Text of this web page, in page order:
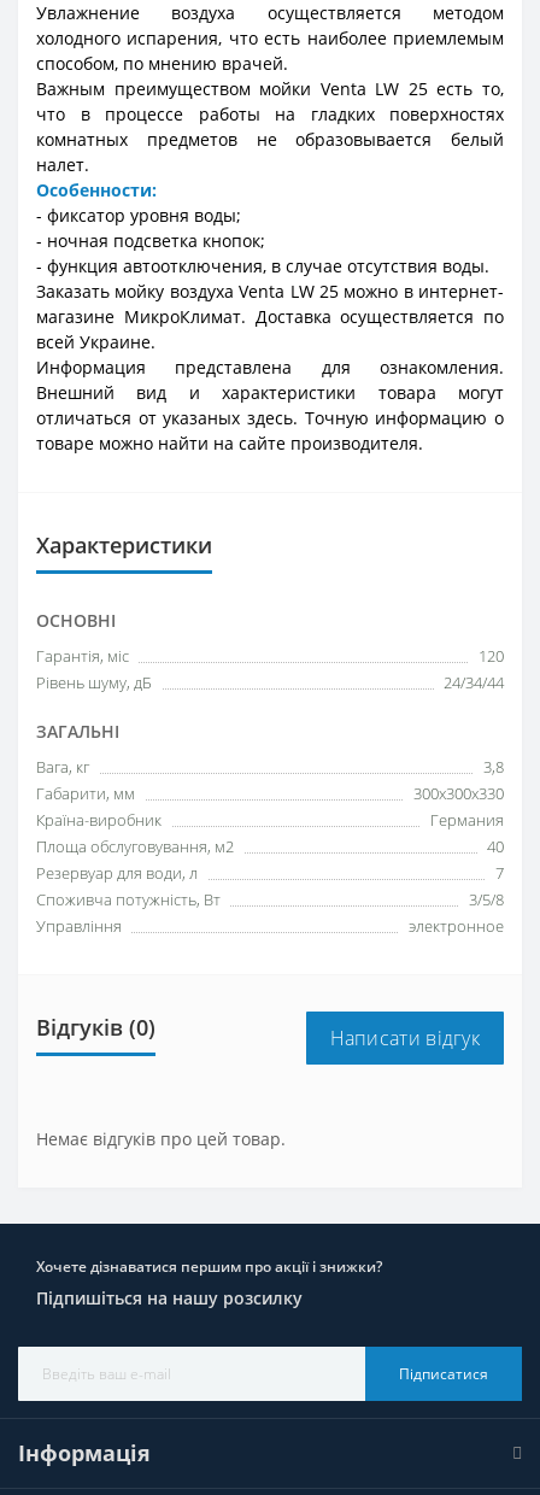
Увлажнение воздуха осуществляется методом
холодного испарения, что есть наиболее приемлемым
способом, по мнению врачей.
Важным преимуществом мойки Venta LW 25 есть то,
что в процессе работы на гладких поверхностях
комнатных предметов не образовывается белый
налет.
Особенности:
- фиксатор уровня воды;
- ночная подсветка кнопок;
- функция автоотключения, в случае отсутствия воды.
Заказать мойку воздуха Venta LW 25 можно в интернет-
магазине МикроКлимат. Доставка осуществляется по
всей Украине.
Информация представлена для ознакомления.
Внешний вид и характеристики товара могут
отличаться от указаных здесь. Точную информацию о
товаре можно найти на сайте производителя.
Характеристики
ОСНОВНІ
Гарантія, міс
120
Рівень шуму, дБ
24/34/44
ЗАГАЛЬНІ
Вага, кг
3,8
Габарити, мм
300х300х330
Країна-виробник
Германия
Площа обслуговування, м2
40
Резервуар для води, л
7
Споживча потужність, Вт
3/5/8
Управління
электронное
Відгуків (0) Написати відгук
Немає відгуків про цей товар.
Хочете дізнаватися першим про акції і знижки?
Підпишіться на нашу розсилку
Підписатися
Інформація